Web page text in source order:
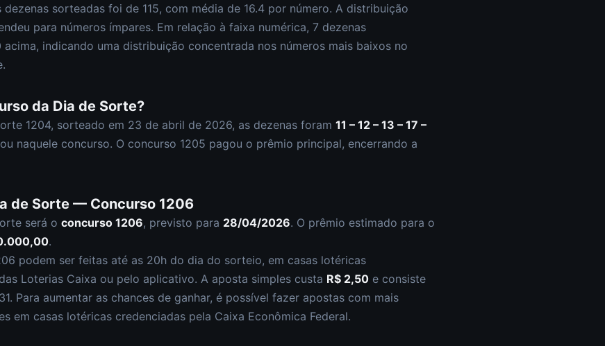
dezenas sorteadas foi de 115, com média de 16.4 por número. A distribuição
para números ímpares. Em relação à faixa numérica, 7 dezenas
acima, indicando uma distribuição concentrada nos números mais baixos no
.
da Dia de Sorte?
1204, sorteado em 23 de abril de 2026, as dezenas foram 11 – 12 – 13 – 17 –
naquele concurso. O concurso 1205 pagou o prêmio principal, encerrando a
de Sorte — Concurso 1206
será o concurso 1206, previsto para 28/04/2026. O prêmio estimado para o
.
podem ser feitas até as 20h do dia do sorteio, em casas lotéricas
Loterias Caixa ou pelo aplicativo. A aposta simples custa R$ 2,50 e consiste
. Para aumentar as chances de ganhar, é possível fazer apostas com mais
em casas lotéricas credenciadas pela Caixa Econômica Federal.